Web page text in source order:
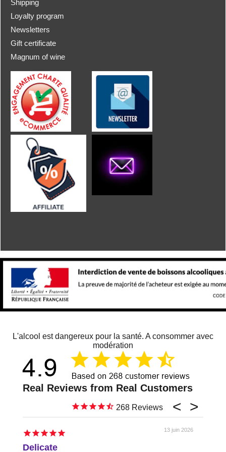
Shipping
Loyalty program
Newsletters
Gift certificate
Magnum of wine
L'alcool est dangereux pour la santé. A consommer avec
modération
268
13 juin 2026
Delicate